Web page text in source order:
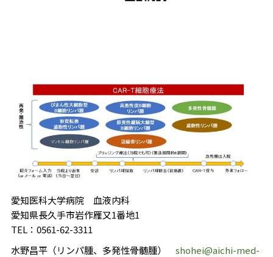
愛知医科大学病院 血液内科
愛知県長久手市岩作雁又1番地1
TEL：0561-62-3311
水野昌平（リンパ腫、多発性骨髄腫） shohei@aichi-med-